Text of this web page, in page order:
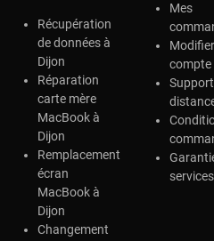
Récupération
de données à
Dijon
Réparation
carte mère
MacBook à
Dijon
Remplacement
écran
MacBook à
Dijon
Changement
Mes
compte
services